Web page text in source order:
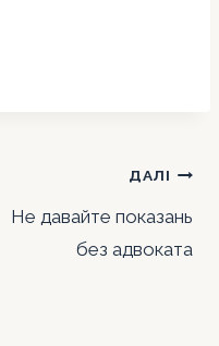
ДАЛІ
Не давайте показань
без адвоката